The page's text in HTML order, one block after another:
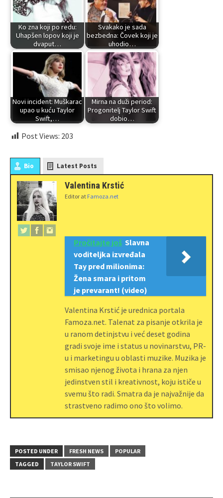
Ko zna koji po redu:
Uhapšen lopov koji je
dvaput…
Svakako je sada
bezbedna: Čovek koji je
uhodio…
Novi incident: Muškarac
upao u kuću Taylor
Swift,…
Mirna na duži period:
Progonitelj Taylor Swift
dobio…
Post Views: 203
Bio Latest Posts
Valentina Krstić
Editor at Famoza.net
Pročitajte još Slavna
voditeljka izvređala
Tay pred milionima:
Žena smara i pritom
je prevarant! (video)
Valentina Krstić je urednica portala
Famoza.net. Talenat za pisanje otkrila je
u ranom detinjstvu i već deset godina
gradi svoje ime i status u novinarstvu, PR-
u i marketingu u oblasti muzike. Muzika je
smisao njenog života i hrana za njen
jedinstven stil i kreativnost, koju ističe u
svemu što radi. Smatra da je najvažnije da
strastveno radimo ono što volimo.
POSTED UNDER FRESH NEWS
POPULAR
TAGGED
TAYLOR SWIFT